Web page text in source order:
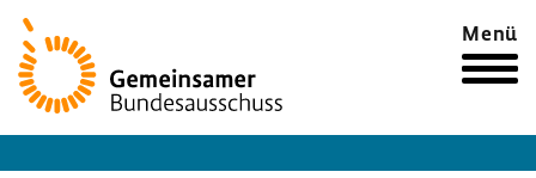
Zur
Startseite
Menü